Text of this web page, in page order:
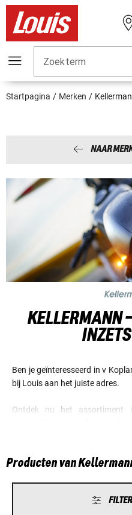
Zoekterm
Startpagina Merken
NAAR
KELLERMANN
Ben je geïnteresseerd in v
bij Louis aan het juiste adres.
Ontdek nu het assortiment
inzetstukken van het merk
Producten van